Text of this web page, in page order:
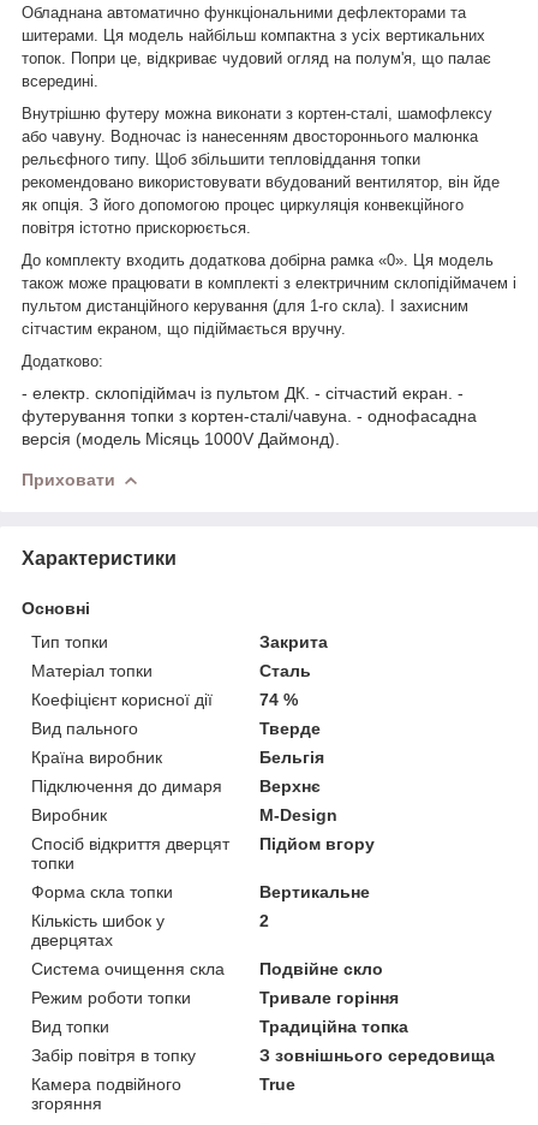
Обладнана автоматично функціональними дефлекторами та
шитерами. Ця модель найбільш компактна з усіх вертикальних
топок. Попри це, відкриває чудовий огляд на полум'я, що палає
всередині.
Внутрішню футеру можна виконати з кортен-сталі, шамофлексу
або чавуну. Водночас із нанесенням двостороннього малюнка
рельєфного типу. Щоб збільшити тепловіддання топки
рекомендовано використовувати вбудований вентилятор, він йде
як опція. З його допомогою процес циркуляція конвекційного
повітря істотно прискорюється.
До комплекту входить додаткова добірна рамка «0». Ця модель
також може працювати в комплекті з електричним склопідіймачем і
пультом дистанційного керування (для 1-го скла). І захисним
сітчастим екраном, що підіймається вручну.
Додатково:
- електр. склопідіймач із пультом ДК. - сітчастий екран. -
футерування топки з кортен-сталі/чавуна. - однофасадна
версія (модель Місяць 1000V Даймонд).
Приховати
Характеристики
Основні
Тип топки
Закрита
Матеріал топки
Сталь
Коефіцієнт корисної дії
74 %
Вид пального
Тверде
Країна виробник
Бельгія
Підключення до димаря
Верхнє
Виробник
M-Design
Спосіб відкриття дверцят
топки
Підйом вгору
Форма скла топки
Вертикальне
Кількість шибок у
дверцятах
2
Система очищення скла
Подвійне скло
Режим роботи топки
Тривале горіння
Вид топки
Традиційна топка
Забір повітря в топку
З зовнішнього середовища
Камера подвійного
згоряння
True